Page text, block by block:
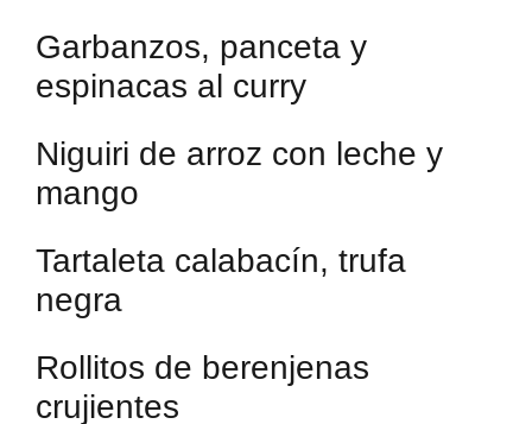
Garbanzos, panceta y
espinacas al curry
Niguiri de arroz con leche y
mango
Tartaleta calabacín, trufa
negra
Rollitos de berenjenas
crujientes